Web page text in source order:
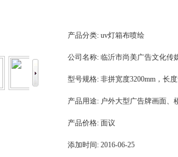
产品分类: uv灯箱布喷绘
公司名称: 临沂市尚美广告文化传
型号规格: 非拼宽度3200mm，长
产品用途: 户外大型广告牌画面、
产品价格: 面议
添加时间: 2016-06-25